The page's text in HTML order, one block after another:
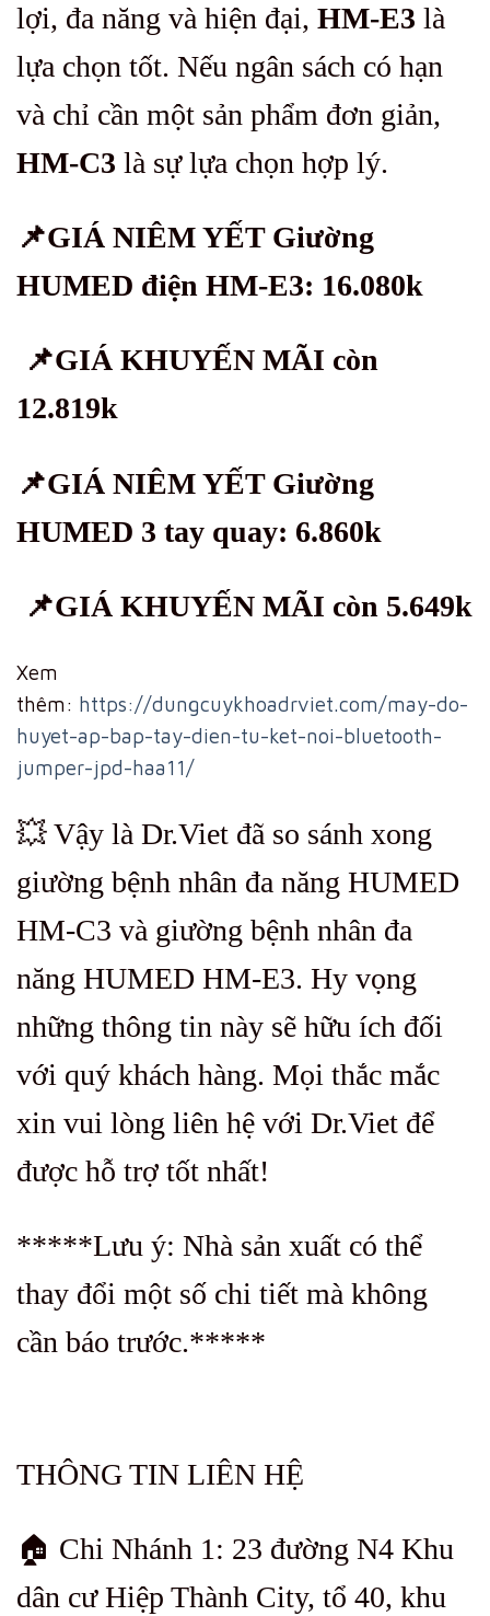
lợi, đa năng và hiện đại, HM-E3 là
lựa chọn tốt. Nếu ngân sách có hạn
và chỉ cần một sản phẩm đơn giản,
HM-C3 là sự lựa chọn hợp lý.
📌GIÁ NIÊM YẾT Giường
HUMED điện HM-E3: 16.080k
📌GIÁ KHUYẾN MÃI còn
12.819k
📌GIÁ NIÊM YẾT Giường
HUMED 3 tay quay: 6.860k
📌GIÁ KHUYẾN MÃI còn 5.649k
Xem
thêm: https://dungcuykhoadrviet.com/may-do-
huyet-ap-bap-tay-dien-tu-ket-noi-bluetooth-
jumper-jpd-haa11/
💥 Vậy là Dr.Viet đã so sánh xong
giường bệnh nhân đa năng HUMED
HM-C3 và giường bệnh nhân đa
năng HUMED HM-E3. Hy vọng
những thông tin này sẽ hữu ích đối
với quý khách hàng. Mọi thắc mắc
xin vui lòng liên hệ với Dr.Viet để
được hỗ trợ tốt nhất!
*****Lưu ý: Nhà sản xuất có thể
thay đổi một số chi tiết mà không
cần báo trước.*****
THÔNG TIN LIÊN HỆ
🏠 Chi Nhánh 1: 23 đường N4 Khu
dân cư Hiệp Thành City, tổ 40, khu